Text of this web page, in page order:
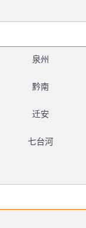
泉州
黔南
迁安
七台河